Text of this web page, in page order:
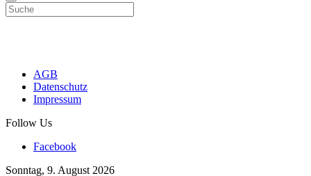
AGB
Datenschutz
Impressum
Follow Us
Facebook
Sonntag, 9. August 2026